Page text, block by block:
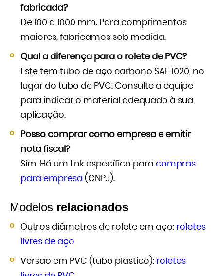
fabricada?
De 100 a 1000 mm. Para comprimentos
maiores, fabricamos sob medida.
Qual a diferença para o rolete de PVC?
Este tem tubo de aço carbono SAE 1020, no
lugar do tubo de PVC. Consulte a equipe
para indicar o material adequado à sua
aplicação.
Posso comprar como empresa e emitir
nota fiscal?
Sim. Há um link específico para compras
para empresa (CNPJ).
Modelos relacionados
Outros diâmetros de rolete em aço: roletes
livres de aço
Versão em PVC (tubo plástico): roletes